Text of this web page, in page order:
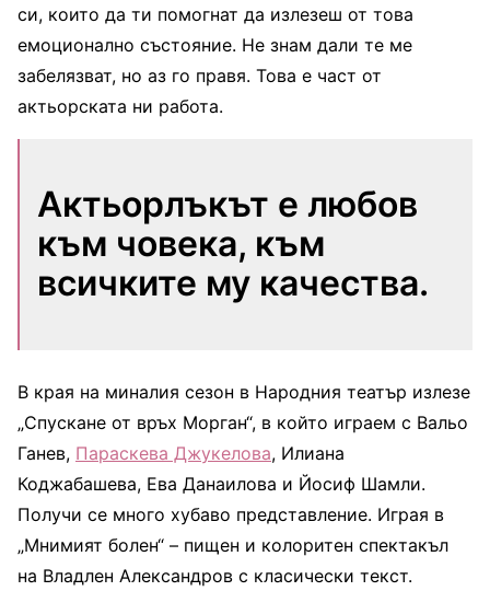
си, които да ти помогнат да излезеш от това
емоционално състояние. Не знам дали те ме
забелязват, но аз го правя. Това е част от
актьорската ни работа.
Актьорлъкът е любов
към човека, към
всичките му качества.
В края на миналия сезон в Народния театър излезе
„Спускане от връх Морган“, в който играем с Вальо
Ганев, Параскева Джукелова, Илиана
Коджабашева, Ева Данаилова и Йосиф Шамли.
Получи се много хубаво представление. Играя в
„Мнимият болен“ – пищен и колоритен спектакъл
на Владлен Александров с класически текст.